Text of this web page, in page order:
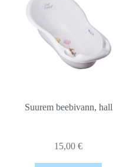
Suurem beebivann, hall
15,00€